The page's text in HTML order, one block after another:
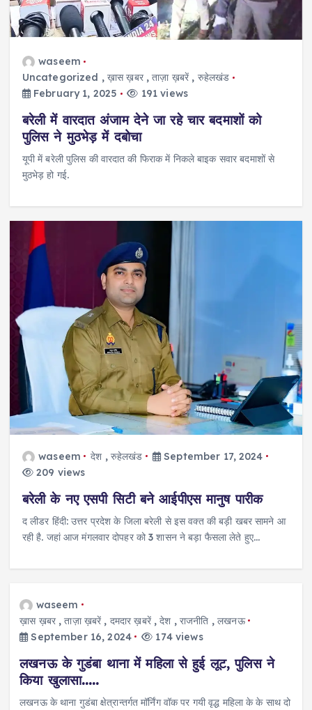
waseem
Uncategorized , ख़ास ख़बर,ताज़ा ख़बरें , रुहेलखंड
February 1, 2025
191 views
बरेली में वारदात अंजाम देने जा रहे चार बदमाशों को
पुलिस ने मुठभेड़ में दबोचा
यूपी में बरेली पुलिस की वारदात की फिराक में निकले बाइक सवार बदमाशों से
मुठभेड़ हो गई.
waseem देश , रुहेलखंड
September 17, 2024
209 views
बरेली के नए एसपी सिटी बने आईपीएस मानुष पारीक
द लीडर हिंदी: उत्तर प्रदेश के जिला बरेली से इस वक्त की बड़ी खबर सामने आ
रही है. जहां आज मंगलवार दोपहर को 3 शासन ने बड़ा फैसला लेते हुए…
waseem
ख़ास ख़बर ,ताज़ा ख़बरें , दमदार ख़बरें,देश ,राजनीति ,लखनऊ
September 16, 2024
174 views
लखनऊ के गुडंबा थाना में महिला से हुई लूट, पुलिस ने
किया खुलासा…..
लखनऊ के थाना गुडंबा क्षेत्रान्तर्गत मॉर्निंग वॉक पर गयी वृद्ध महिला के के साथ दो